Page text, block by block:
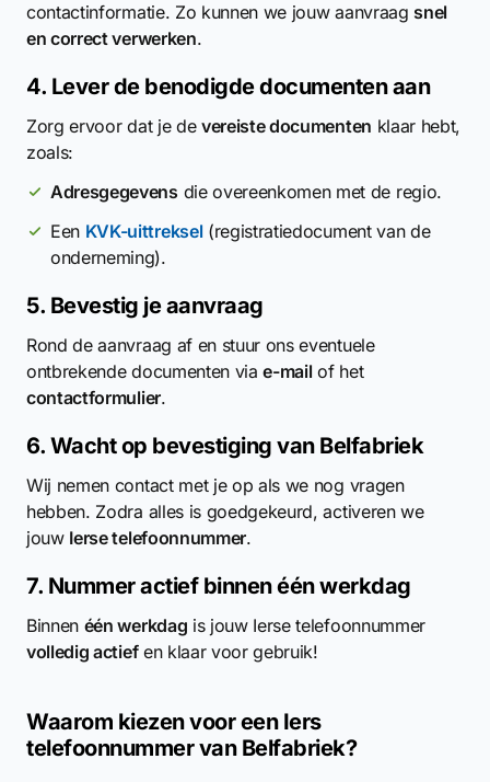
contactinformatie. Zo kunnen we jouw aanvraag snel
en correct verwerken.
4. Lever de benodigde documenten aan
Zorg ervoor dat je de vereiste documenten klaar hebt,
zoals:
Adresgegevens die overeenkomen met de regio.
Een KVK-uittreksel(registratiedocument van de
onderneming).
5. Bevestig je aanvraag
Rond de aanvraag af en stuur ons eventuele
ontbrekende documenten viae-mailof het
contactformulier.
6. Wacht op bevestiging van Belfabriek
Wij nemen contact met je op als we nog vragen
hebben. Zodra alles is goedgekeurd, activeren we
jouw Ierse telefoonnummer.
7. Nummer actief binnen één werkdag
Binnen één werkdag is jouw Ierse telefoonnummer
volledig actiefen klaar voor gebruik!
Waarom kiezen voor een Iers
telefoonnummer van Belfabriek?